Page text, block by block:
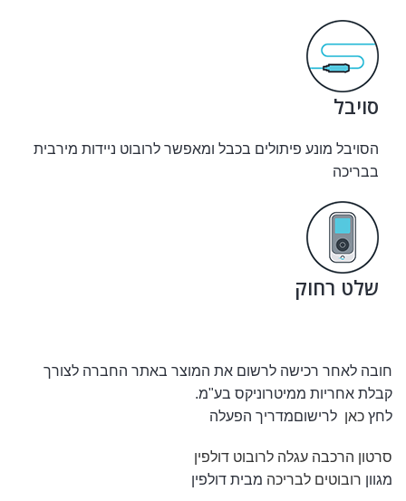
סויבל
הסויבל מונע פיתולים בכבל ומאפשר לרובוט ניידות מירבית
בבריכה
שלט רחוק
חובה לאחר רכישה לרשום את המוצר באתר החברה לצורך
קבלת אחריות ממיטרוניקס בע"מ.
לחץ כאן לרישוםמדריך הפעלה
סרטון הרכבה עגלה לרובוט דולפין
מגוון רובוטים לבריכה מבית דולפין